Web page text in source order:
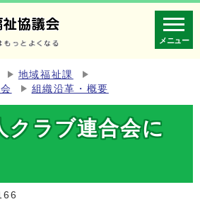
メニュー
地域福祉課
組織沿革・概要
クラブ連合会に